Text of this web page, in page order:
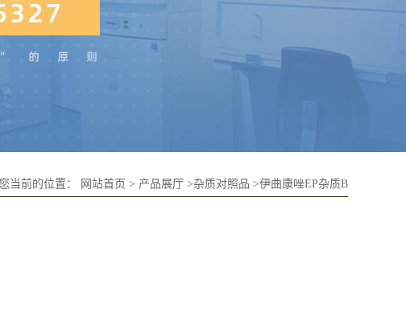
当前的位置： 网站首页 > 产品展厅 >杂质对照品 >伊曲康唑EP杂质B